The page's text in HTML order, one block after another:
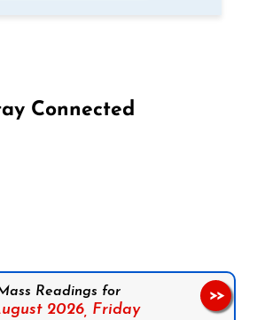
Connected
Readings for
2026, Friday
>>